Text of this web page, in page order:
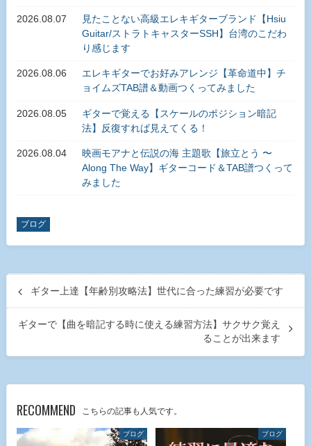
2026.08.07
見たことない高級エレキギターブランド【Hsiu
Guitar/ストラトキャスターSSH】台湾のこだわ
り感じます
2026.08.06
エレキギターでお好みアレンジ【革命道中】チ
ョイムズTAB譜＆動画つくってみました
2026.08.05
ギターで覚える【スケールのポジション暗記
法】反復すれば見えてくる！
2026.08.04
映画モアナと伝説の海 主題歌【旅立とう 〜
Along The Way】ギターコード＆TAB譜つくって
みました
ブログ
ギター上達【年齢別攻略法】世代に合った練習が必要です
ギターで【曲を暗記する時に使える練習方法】サクサク覚え
ることが出来ます
RECOMMEND こちらの記事も人気です。
ブログ ブログ